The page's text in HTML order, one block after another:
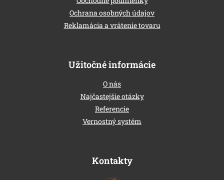
Ochrana osobných údajov
Reklamácia a vrátenie tovaru
Užitočné informácie
O nás
Najčastejšie otázky
Referencie
Vernostný systém
Kontakty